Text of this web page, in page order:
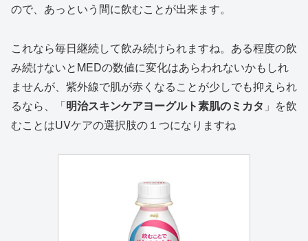
ので、あっという間に飲むことが出来ます。
これなら毎日継続して飲み続けられますね。ある程度の飲
み続けないとMEDの数値に変化はあらわれないかもしれ
ませんが、紫外線で肌が赤くなることが少しでも抑えられ
るなら、「明治スキンケアヨーグルト素肌のミカタ 」を飲
むことはUVケアの選択肢の１つになりますね